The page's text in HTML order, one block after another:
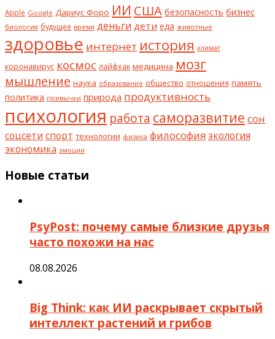
Apple Google Дариус Форо ИИ США безопасность бизнес
биология будущее время деньги дети еда животные
здоровье интернет история климат
коронавирус космос лайфхак медицина мозг
мышление наука образование общество отношения память
политика привычки природа продуктивность
психология работа саморазвитие сон
соцсети спорт технологии физика философия экология
экономика эмоции
Новые статьи
PsyPost: почему самые близкие друзья
часто похожи на нас
08.08.2026
Big Think: как ИИ раскрывает скрытый
интеллект растений и грибов